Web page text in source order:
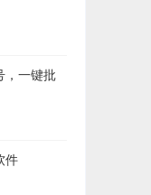
，一键批
件